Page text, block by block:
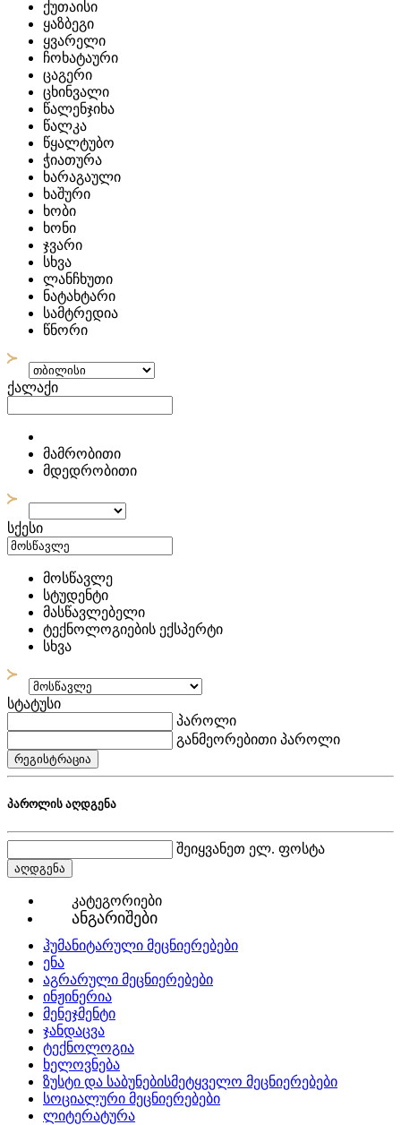
ქუთაისი
ყაზბეგი
ყვარელი
ჩოხატაური
ცაგერი
ცხინვალი
წალენჯიხა
წალკა
წყალტუბო
ჭიათურა
ხარაგაული
ხაშური
ხობი
ხონი
ჯვარი
სხვა
ლანჩხუთი
ნატახტარი
სამტრედია
წნორი
ქალაქი
მამრობითი
მდედრობითი
სქესი
მოსწავლე
სტუდენტი
მასწავლებელი
ტექნოლოგიების ექსპერტი
სხვა
სტატუსი
პაროლი
განმეორებითი პაროლი
რეგისტრაცია
პაროლის აღდგენა
შეიყვანეთ ელ. ფოსტა
აღდგენა
კატეგორიები
ანგარიშები
ჰუმანიტარული მეცნიერებები
ენა
აგრარული მეცნიერებები
ინჟინერია
მენეჯმენტი
ჯანდაცვა
ტექნოლოგია
ხელოვნება
ზუსტი და საბუნებისმეტყველო მეცნიერებები
სოციალური მეცნიერებები
ლიტერატურა